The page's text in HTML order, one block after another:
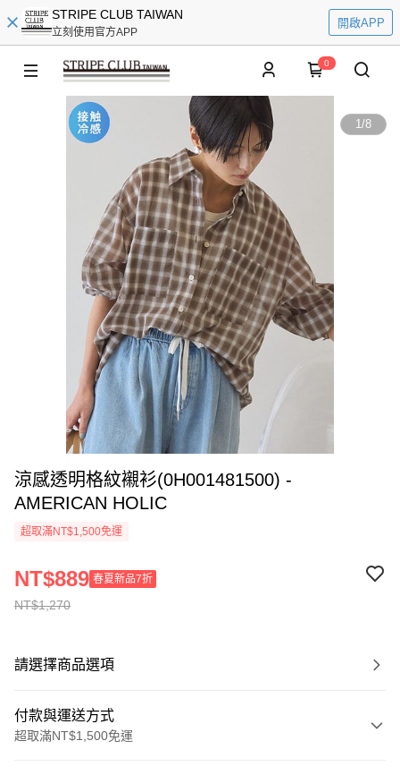
STRIPE CLUB TAIWAN
立刻使用官方APP
開啟APP
0
1/8
涼感透明格紋襯衫(0H001481500) -
AMERICAN HOLIC
超取滿NT$1,500免運
NT$1,270
NT$889 春夏新品7折
請選擇商品選項
付款與運送方式
超取滿NT$1,500免運